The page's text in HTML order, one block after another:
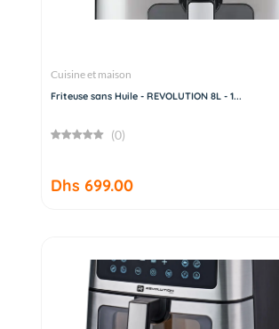
Cuisine et maison
Friteuse sans Huile - REVOLUTION 8L - 1...
(0)
Dhs 699.00